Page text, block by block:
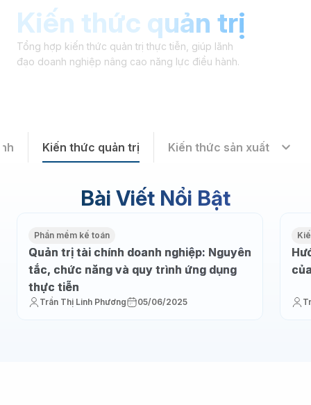
Kiến thức quản trị
Tổng hợp kiến thức quản trị thực tiễn, giúp lãnh
đạo doanh nghiệp nâng cao năng lực điều hành.
Kiến thức quản trị Kiến thức sản xuất
Bài Viết Nổi Bật
Phần mềm kế toán
Quản trị tài chính doanh nghiệp: Nguyên
tắc, chức năng và quy trình ứng dụng
thực tiễn
Trần Thị Linh Phương 05/06/2025